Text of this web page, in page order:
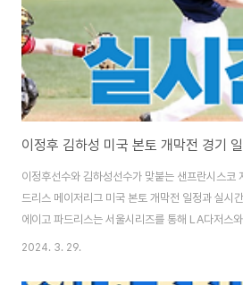
이정후선수와 김하성선수가 맞붙는 샌프란시스코
드리스 메이저리그 미국 본토 개막전 일정과 실시
에이고 파드리스는 서울시리즈를 통해 LA다저스
치렀고, SF 자이언츠는 SD 파드리스를 만나 메이
2024. 3. 29.